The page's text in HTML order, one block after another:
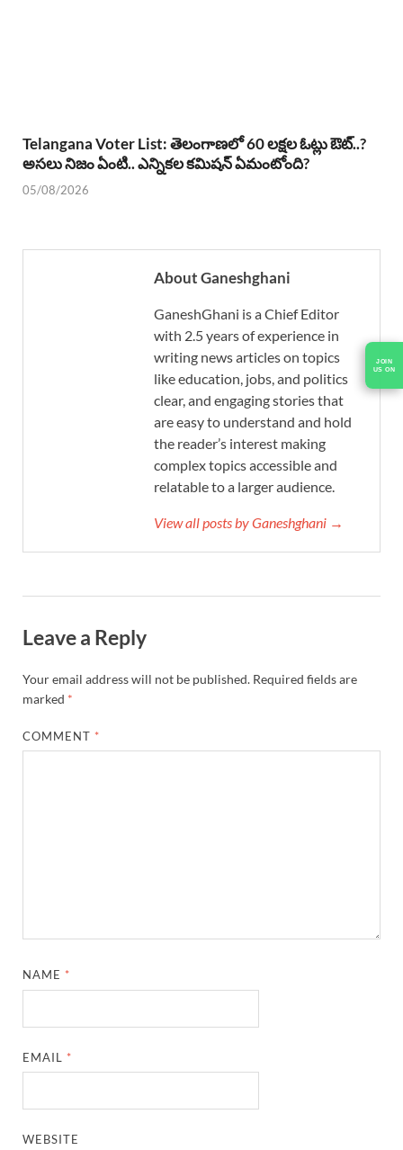
JOIN
US ON
Telangana Voter List: తెలంగాణలో 60 లక్షల ఓట్లు ఔట్..?
అసలు నిజం ఏంటి.. ఎన్నికల కమిషన్ ఏమంటోంది?
05/08/2026
About Ganeshghani
GaneshGhani is a Chief Editor
with 2.5 years of experience in
writing news articles on topics
like education, jobs, and politics
clear, and engaging stories that
are easy to understand and hold
the reader’s interest making
complex topics accessible and
relatable to a larger audience.
View all posts by Ganeshghani →
Leave a Reply
Your email address will not be published. Required fields are
marked *
COMMENT *
NAME *
EMAIL *
WEBSITE